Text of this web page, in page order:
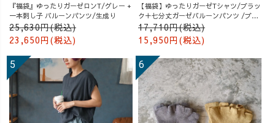
『福袋』ゆったりガーゼロンT/グレー +
一本刺し子 バルーンパンツ/生成り
25,630円(税込)
23,650円(税込)
【福袋】ゆったりガーゼTシャツ/ブラッ
ク＋七分丈ガーゼバルーンパンツ /ブル
ー
17,710円(税込)
15,950円(税込)